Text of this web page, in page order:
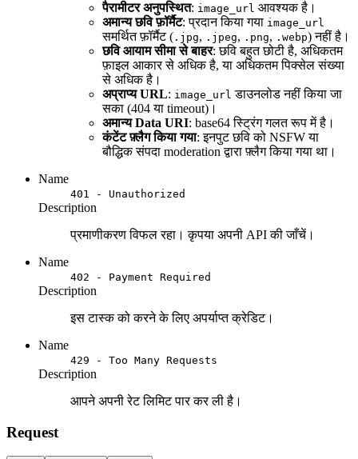
पैरामीटर अनुपस्थित: image_url आवश्यक है।
अमान्य छवि फ़ॉर्मैट: प्रदान किया गया image_url
समर्थित फ़ॉर्मैट ( .jpg, .jpeg, .png, .webp) नहीं है।
छवि आयाम सीमा से बाहर: छवि बहुत छोटी है, अधिकतम
फ़ाइल आकार से अधिक है, या अधिकतम पिक्सेल संख्या
से अधिक है।
अप्राप्य URL: image_url डाउनलोड नहीं किया जा
सका (404 या timeout)।
अमान्य Data URI: base64 स्ट्रिंग गलत रूप में है।
कंटेंट फ़्लैग किया गया: इनपुट छवि को NSFW या
बौद्धिक संपदा moderation द्वारा फ़्लैग किया गया था।
Name
401 - Unauthorized
Description
प्रमाणीकरण विफल रहा। कृपया अपनी API की जाँचें।
Name
402 - Payment Required
Description
इस टास्क को करने के लिए अपर्याप्त क्रेडिट।
Name
429 - Too Many Requests
Description
आपने अपनी रेट लिमिट पार कर ली है।
Request